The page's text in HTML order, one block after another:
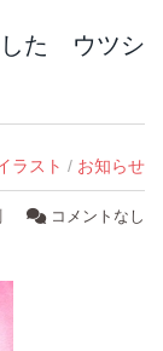
した ウツシ
ラスト / お知らせ
コメントなし